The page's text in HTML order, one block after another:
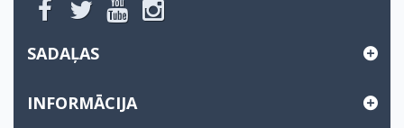
SADAĻAS
INFORMĀCIJA